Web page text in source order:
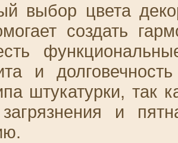
выбор цвета
создать
и
штукатурки, так
загрязнения и